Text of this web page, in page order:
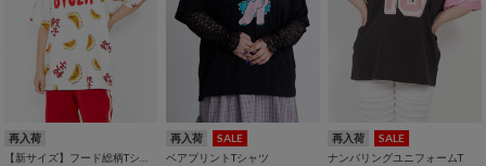
再入荷
再入荷
SALE
ベアプリントTシャツ
再入荷
SALE
ナンバリングユニフォームT